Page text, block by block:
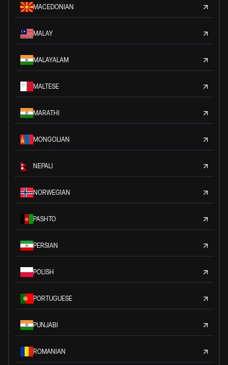
MACEDONIAN
MALAY
MALAYALAM
MALTESE
MARATHI
MONGOLIAN
NEPALI
NORWEGIAN
PASHTO
PERSIAN
POLISH
PORTUGUESE
PUNJABI
ROMANIAN